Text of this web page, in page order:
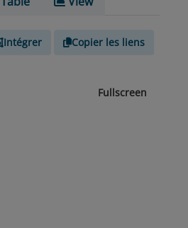
Intégrer Copier les liens
Fullscreen